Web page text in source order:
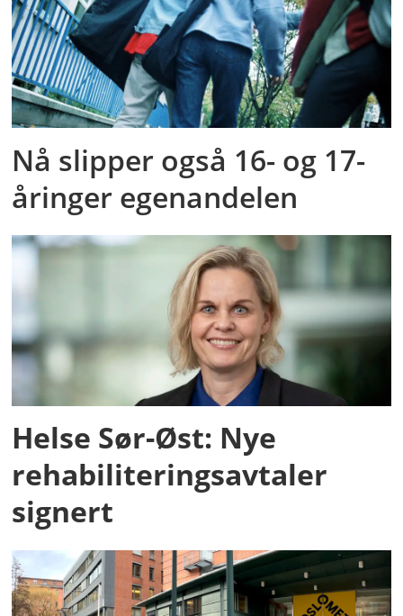
Nå slipper også 16- og 17-
åringer egenandelen
Helse Sør-Øst: Nye
rehabiliteringsavtaler
signert